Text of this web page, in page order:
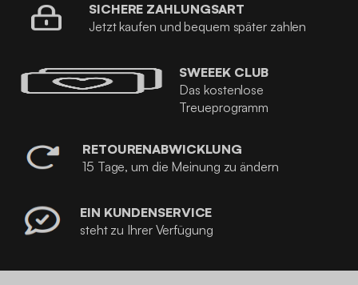
SICHERE ZAHLUNGSART
Jetzt kaufen und bequem später zahlen
SWEEEK CLUB
Das kostenlose
Treueprogramm
RETOURENABWICKLUNG
15 Tage, um die Meinung zu ändern
EIN KUNDENSERVICE
steht zu Ihrer Verfügung